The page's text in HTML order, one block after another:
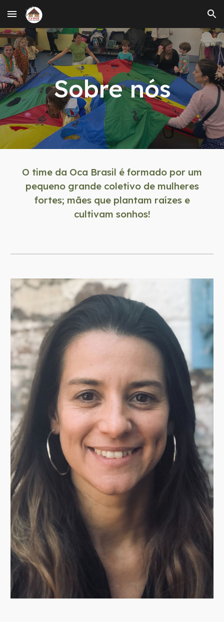
Skip to main content Skip to navigation
Sobre nós
O time da Oca Brasil é formado por um
pequeno grande coletivo de mulheres
fortes; mães que plantam raízes e
cultivam sonhos!